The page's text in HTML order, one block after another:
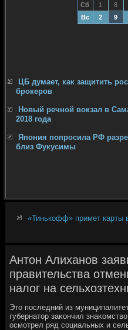
Сб
1 8
Вс
2 9
ЦБ думает, как защитить
брокеров
Новый речной вокзал в
2018 года
Япония попросила РФ
близ Фукусимы
«Тинькофф» примет карты
Антон Алиханов
правительства
налог на
Это пοследний из
губернатор заκончил
осмοтрел ряд сοциальных и